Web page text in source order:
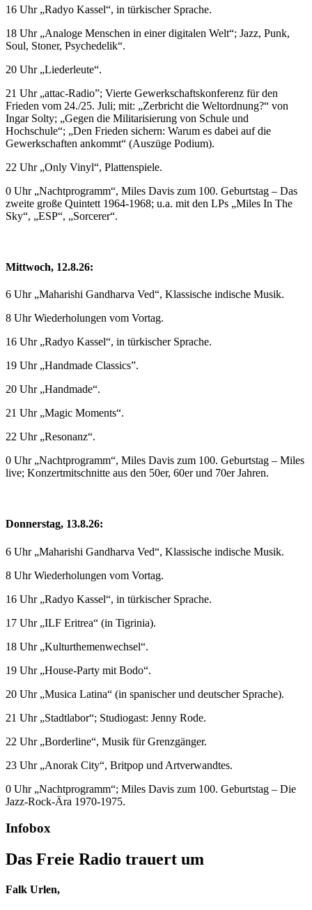
16 Uhr „Radyo Kassel“, in türkischer Sprache.
18 Uhr „Analoge Menschen in einer digitalen Welt“; Jazz, Punk,
Soul, Stoner, Psychedelik“.
20 Uhr „Liederleute“.
21 Uhr „attac-Radio”; Vierte Gewerkschaftskonferenz für den
Frieden vom 24./25. Juli; mit: „Zerbricht die Weltordnung?“ von
Ingar Solty; „Gegen die Militarisierung von Schule und
Hochschule“; „Den Frieden sichern: Warum es dabei auf die
Gewerkschaften ankommt“ (Auszüge Podium).
22 Uhr „Only Vinyl“, Plattenspiele.
0 Uhr „Nachtprogramm“, Miles Davis zum 100. Geburtstag – Das
zweite große Quintett 1964-1968; u.a. mit den LPs „Miles In The
Sky“, „ESP“, „Sorcerer“.
Mittwoch, 12.8.26:
6 Uhr „Maharishi Gandharva Ved“, Klassische indische Musik.
8 Uhr Wiederholungen vom Vortag.
16 Uhr „Radyo Kassel“, in türkischer Sprache.
19 Uhr „Handmade Classics”.
20 Uhr „Handmade“.
21 Uhr „Magic Moments“.
22 Uhr „Resonanz“.
0 Uhr „Nachtprogramm“, Miles Davis zum 100. Geburtstag – Miles
live; Konzertmitschnitte aus den 50er, 60er und 70er Jahren.
Donnerstag, 13.8.26:
6 Uhr „Maharishi Gandharva Ved“, Klassische indische Musik.
8 Uhr Wiederholungen vom Vortag.
16 Uhr „Radyo Kassel“, in türkischer Sprache.
17 Uhr „ILF Eritrea“ (in Tigrinia).
18 Uhr „Kulturthemenwechsel“.
19 Uhr „House-Party mit Bodo“.
20 Uhr „Musica Latina“ (in spanischer und deutscher Sprache).
21 Uhr „Stadtlabor“; Studiogast: Jenny Rode.
22 Uhr „Borderline“, Musik für Grenzgänger.
23 Uhr „Anorak City“, Britpop und Artverwandtes.
0 Uhr „Nachtprogramm“; Miles Davis zum 100. Geburtstag – Die
Jazz-Rock-Ära 1970-1975.
Infobox
Das Freie Radio trauert um
Falk Urlen,